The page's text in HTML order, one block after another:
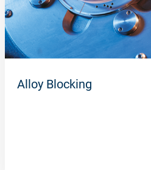
Alloy Blocking